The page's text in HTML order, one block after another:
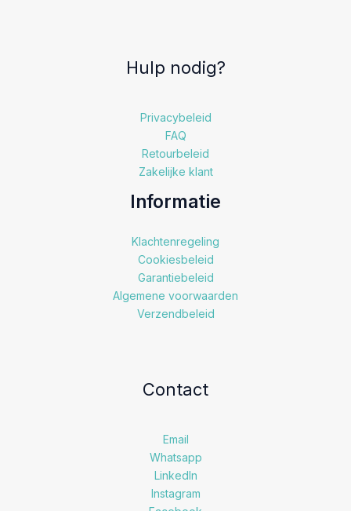
Hulp nodig?
Privacybeleid
FAQ
Retourbeleid
Zakelijke klant
Informatie
Klachtenregeling
Cookiesbeleid
Garantiebeleid
Algemene voorwaarden
Verzendbeleid
Contact
Email
Whatsapp
LinkedIn
Instagram